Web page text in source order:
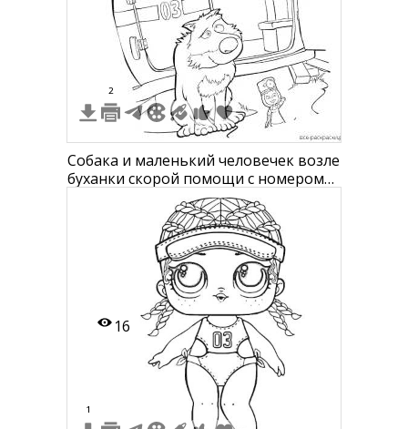
2
Собака и маленький человечек возле
буханки скорой помощи с номером
"03", с лесом на заднем плане.
16
1